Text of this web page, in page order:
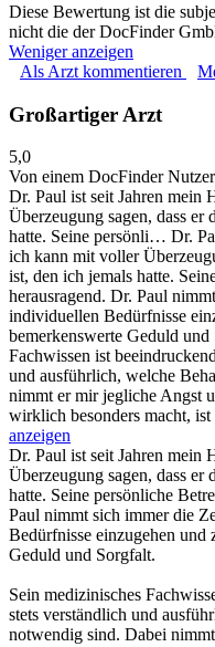
Diese Bewertung ist die
nicht die der DocFinder
Weniger anzeigen
Als Arzt kommentieren
Großartiger Arzt
5,0
Von einem DocFinder Nutzer
Dr. Paul ist seit Jahren mein
Überzeugung sagen, dass er
hatte. Seine persönli… Dr.
ich kann mit voller
ist, den ich jemals hatte.
herausragend. Dr. Paul
individuellen Bedürfnisse
bemerkenswerte Geduld
Fachwissen ist
und ausführlich, welche
nimmt er mir jegliche Angst
wirklich besonders macht,
anzeigen
Dr. Paul ist seit Jahren mein
Überzeugung sagen, dass er
hatte. Seine persönliche
Paul nimmt sich immer die
Bedürfnisse einzugehen und
Geduld und Sorgfalt.
Sein medizinisches
stets verständlich und
notwendig sind. Dabei